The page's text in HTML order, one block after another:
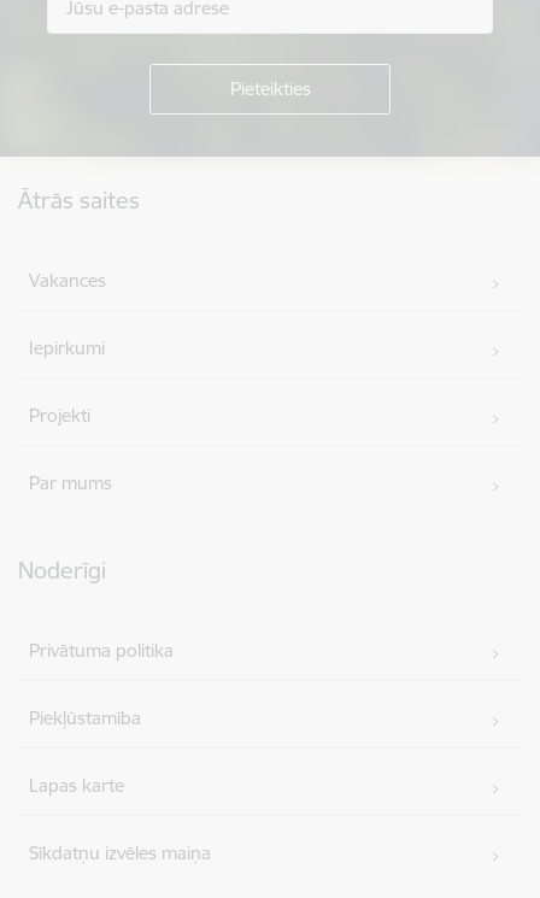
Ātrās saites
Vakances
Iepirkumi
Projekti
Par mums
Noderīgi
Privātuma politika
Piekļūstamība
Lapas karte
Sīkdatņu izvēles maiņa